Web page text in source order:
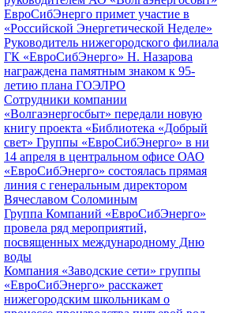
ЕвроСибЭнерго примет участие в
«Российской Энергетической Неделе»
Руководитель нижегородского филиала
ГК «ЕвроСибЭнерго» Н. Назарова
награждена памятным знаком к 95-
летию плана ГОЭЛРО
Сотрудники компании
«Волгаэнергосбыт» передали новую
книгу проекта «Библиотека «Добрый
свет» Группы «ЕвроСибЭнерго» в ни
14 апреля в центральном офисе ОАО
«ЕвроСибЭнерго» состоялась прямая
линия с генеральным директором
Вячеславом Соломиным
Группа Компаний «ЕвроСибЭнерго»
провела ряд мероприятий,
посвященных международному Дню
воды
Компания «Заводские сети» группы
«ЕвроСибЭнерго» расскажет
нижегородским школьникам о